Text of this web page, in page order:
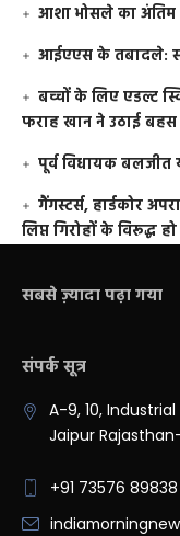
आशा भोसले का
आईएएस के तबादले:
बच्चों के लिए एडल्ट
फराह खान ने उठाई बहस
पूर्व विधायक बलजीत
गैंगस्टर्स, हार्डकोर
लिप्त गिरोहों के विरूद्ध
सबसे ज़्यादा पढ़ा गया
संपर्क सूत्र
A-9, 10,
Jaipur
+91 73576 89838